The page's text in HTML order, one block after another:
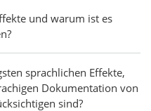
und warum ist es
sprachlichen Effekte,
Dokumentation von
sind?